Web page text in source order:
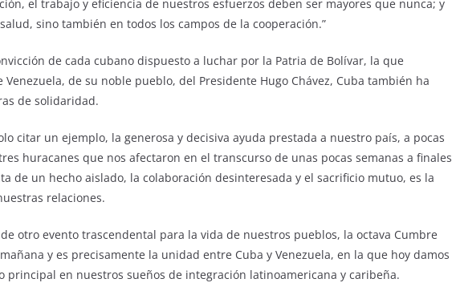
el trabajo y eficiencia de nuestros esfuerzos deben ser mayores que nunca; y
sino también en todos los campos de la cooperación.”
de cada cubano dispuesto a luchar por la Patria de Bolívar, la que
de su noble pueblo, del Presidente Hugo Chávez, Cuba también ha
de solidaridad.
citar un ejemplo, la generosa y decisiva ayuda prestada a nuestro país, a pocas
huracanes que nos afectaron en el transcurso de unas pocas semanas a finales
de un hecho aislado, la colaboración desinteresada y el sacrificio mutuo, es la
relaciones.
otro evento trascendental para la vida de nuestros pueblos, la octava Cumbre
y es precisamente la unidad entre Cuba y Venezuela, en la que hoy damos
principal en nuestros sueños de integración latinoamericana y caribeña.